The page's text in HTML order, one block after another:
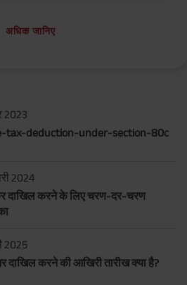
अधिक जानिए
2023
tax-deduction-under-section-80c
2024
दाखिल करने के लिए चरण-दर-चरण
2025
दाखिल करने की आखिरी तारीख क्या है?